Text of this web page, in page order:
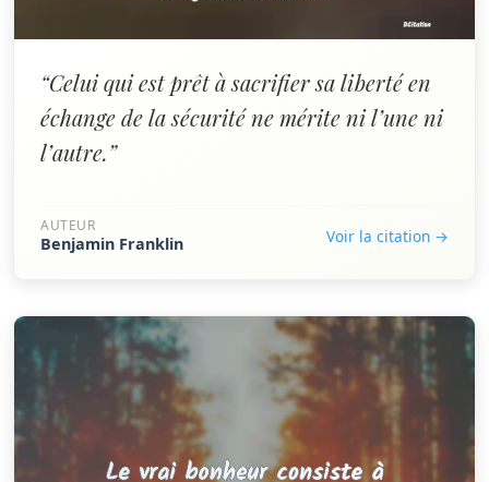
“Celui qui est prêt à sacrifier sa liberté en
échange de la sécurité ne mérite ni l’une ni
l’autre.”
AUTEUR
Benjamin Franklin Voir la citation →